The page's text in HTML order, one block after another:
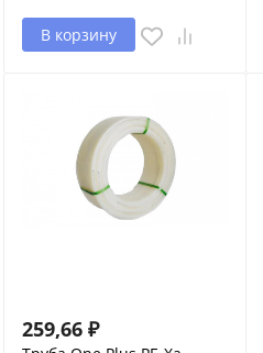
В корзину
259,66 ₽